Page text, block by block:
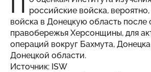
российские войска,
войска в Донецкую область после
правобережья Херсонщины, для
операций вокруг Бахмута,
Донецкой области.
Источник: ISW